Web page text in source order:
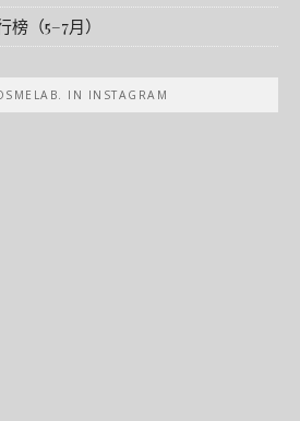
（5–7月）
IN INSTAGRAM